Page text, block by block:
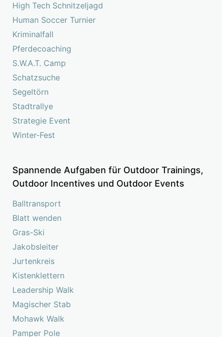
High Tech Schnitzeljagd
Human Soccer Turnier
Kriminalfall
Pferdecoaching
S.W.A.T. Camp
Schatzsuche
Segeltörn
Stadtrallye
Strategie Event
Winter-Fest
Spannende Aufgaben für Outdoor Trainings,
Outdoor Incentives und Outdoor Events
Balltransport
Blatt wenden
Gras-Ski
Jakobsleiter
Jurtenkreis
Kistenklettern
Leadership Walk
Magischer Stab
Mohawk Walk
Pamper Pole